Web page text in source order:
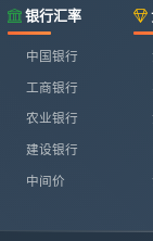
银行汇率
中国银行
工商银行
农业银行
建设银行
中间价